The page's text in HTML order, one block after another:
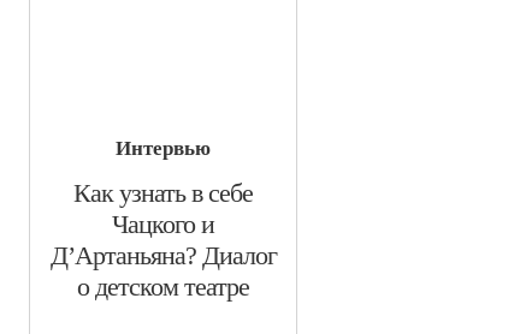
Интервью
​Как узнать в себе
Чацкого и
Д’Артаньяна? Диалог
о детском театре